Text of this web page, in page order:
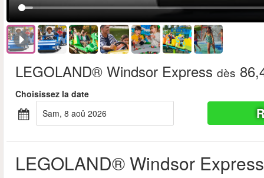
LEGOLAND® Windsor Express dès
Choisissez la date
sam, 8 aoû 2026
LEGOLAND® Windsor Express